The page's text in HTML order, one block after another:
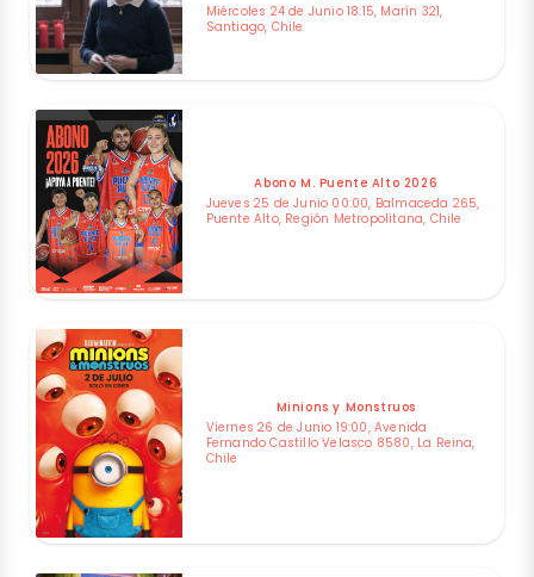
Miércoles 24 de Junio 18:15, Marín 321,
Santiago, Chile
Abono M. Puente Alto 2026
Jueves 25 de Junio 00:00, Balmaceda 265,
Puente Alto, Región Metropolitana, Chile
Minions y Monstruos
Viernes 26 de Junio 19:00, Avenida
Fernando Castillo Velasco 8580, La Reina,
Chile